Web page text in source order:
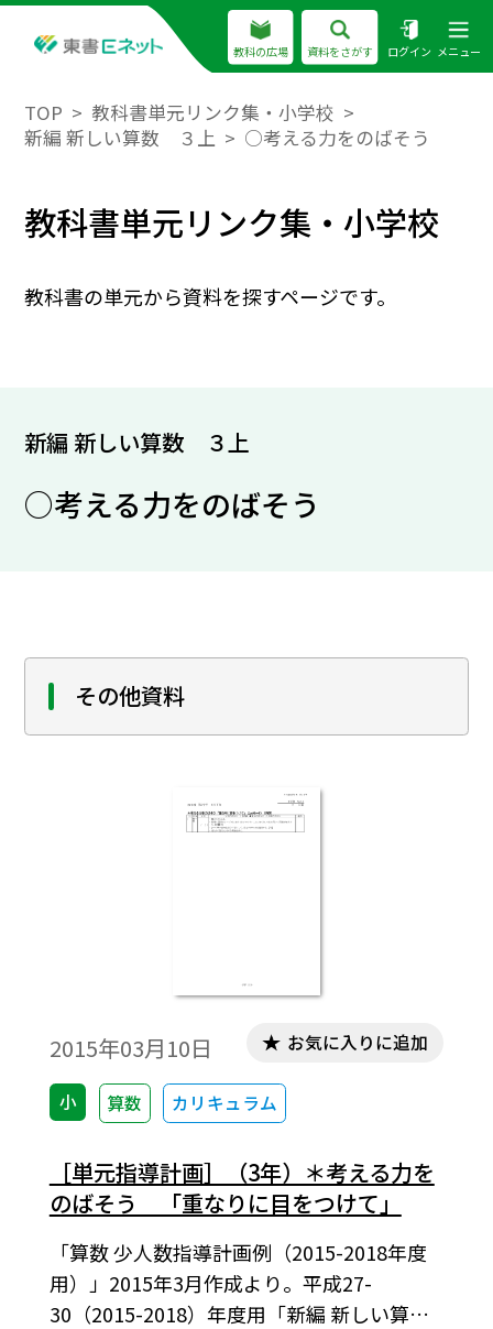
教科の広場 資料をさがす ログイン メニュー
TOP
教科書単元リンク集・小学校
新編 新しい算数 ３上
○考える力をのばそう
教科書単元リンク集・小学校
教科書の単元から資料を探すページです。
新編 新しい算数 ３上
○考える力をのばそう
その他資料
2015年03月10日
小 算数 カリキュラム
お気に入りに追加
［単元指導計画］（3年）＊考える力を
のばそう 「重なりに目をつけて」
「算数 少人数指導計画例（2015-2018年度
用）」2015年3月作成より。平成27-
30（2015-2018）年度用「新編 新しい算